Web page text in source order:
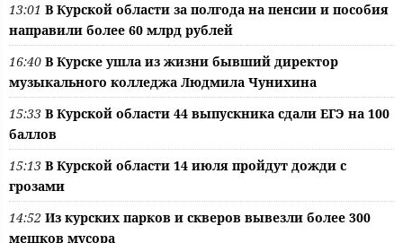
13:01 В Курской области за полгода на пенсии и пособия
направили более 60 млрд рублей
16:40 В Курске ушла из жизни бывший директор
музыкального колледжа Людмила Чунихина
15:33 В Курской области 44 выпускника сдали ЕГЭ на 100
баллов
15:13 В Курской области 14 июля пройдут дожди с
грозами
14:52 Из курских парков и скверов вывезли более 300
мешков мусора